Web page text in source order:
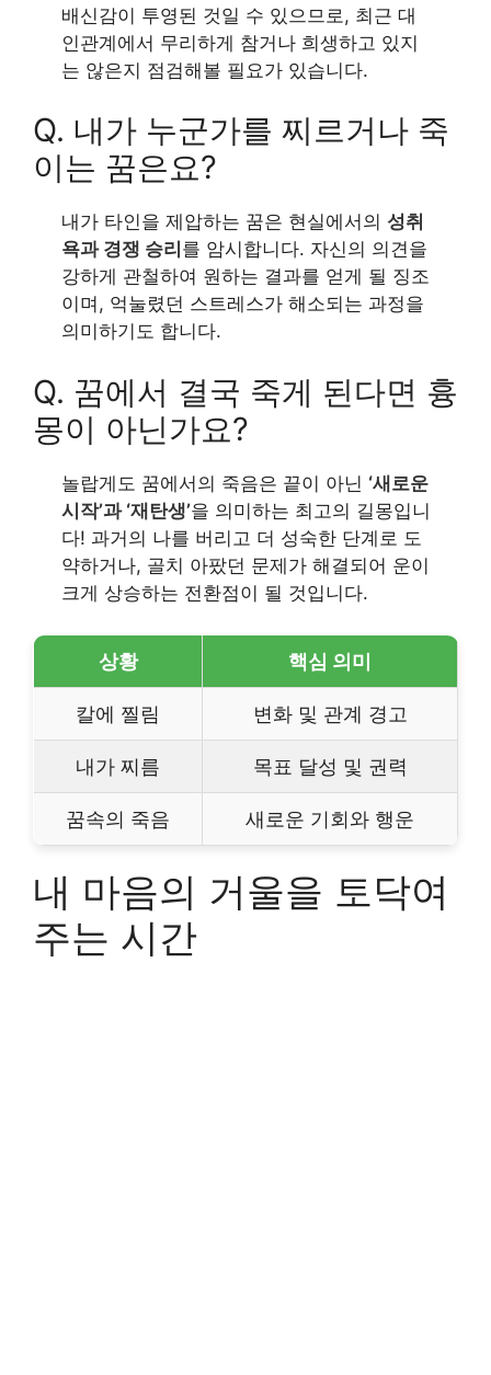
배신감이 투영된 것일 수 있으므로, 최근 대
인관계에서 무리하게 참거나 희생하고 있지
는 않은지 점검해볼 필요가 있습니다.
Q. 내가 누군가를 찌르거나 죽
이는 꿈은요?
내가 타인을 제압하는 꿈은 현실에서의 성취
욕과 경쟁 승리 를 암시합니다. 자신의 의견을
강하게 관철하여 원하는 결과를 얻게 될 징조
이며, 억눌렸던 스트레스가 해소되는 과정을
의미하기도 합니다.
Q. 꿈에서 결국 죽게 된다면 흉
몽이 아닌가요?
놀랍게도 꿈에서의 죽음은 끝이 아닌 ‘새로운
시작’과 ‘재탄생’을 의미하는 최고의 길몽입니
다! 과거의 나를 버리고 더 성숙한 단계로 도
약하거나, 골치 아팠던 문제가 해결되어 운이
크게 상승하는 전환점이 될 것입니다.
상황 핵심 의미
칼에 찔림 변화 및 관계 경고
내가 찌름 목표 달성 및 권력
꿈속의 죽음 새로운 기회와 행운
내 마음의 거울을 토닥여
주는 시간